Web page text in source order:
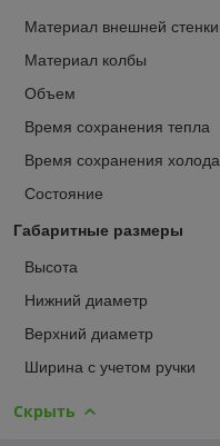
Материал внешней стенки
Материал колбы
Объем
Время сохранения тепла
Время сохранения холода
Состояние
Габаритные размеры
Высота
Нижний диаметр
Верхний диаметр
Ширина с учетом ручки
Скрыть